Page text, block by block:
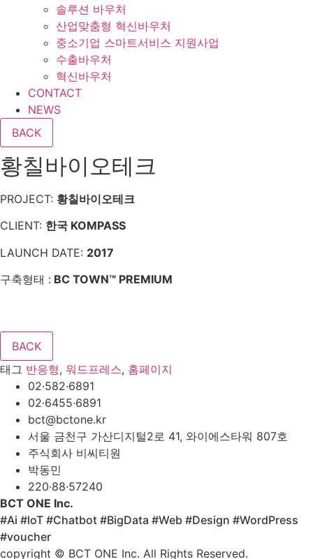
솔루션 바우처
산업맞춤형 혁신바우처
중소기업 스마트서비스 지원사업
수출바우처
혁신바우처
CONTACT
NEWS
황칠바이오테크
PROJECT: 황칠바이오테크
CLIENT: 한국 KOMPASS
LAUNCH DATE: 2017
구축형태 : BC TOWN™ PREMIUM
태그 반응형, 워드프레스, 홈페이지
02·582·6891
02·6455·6891
bct@bctone.kr
서울 금천구 가산디지털2로 41, 와이에스타워 807호
주식회사 비씨티원
박동민
220·88·57240
BCT ONE Inc.
#Ai #loT #Chatbot #BigData #Web #Design #WordPress
#voucher
copyright © BCT ONE Inc. All Rights Reserved.